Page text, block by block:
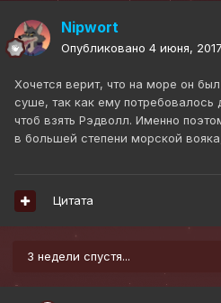
Nipwort
Опубликовано 4 июня, 2017
Хочется верит, что на море он
суше, так как ему потребовалось
чтоб взять Рэдволл. Именно
в большей степени морской
Цитата
3 недели спустя...